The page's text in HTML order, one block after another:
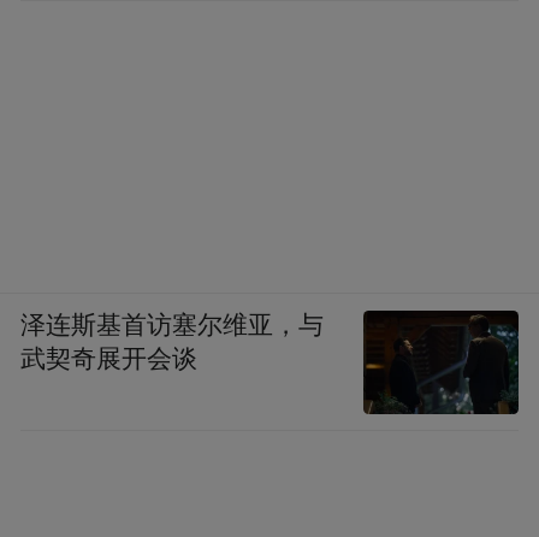
泽连斯基首访塞尔维亚，与
武契奇展开会谈